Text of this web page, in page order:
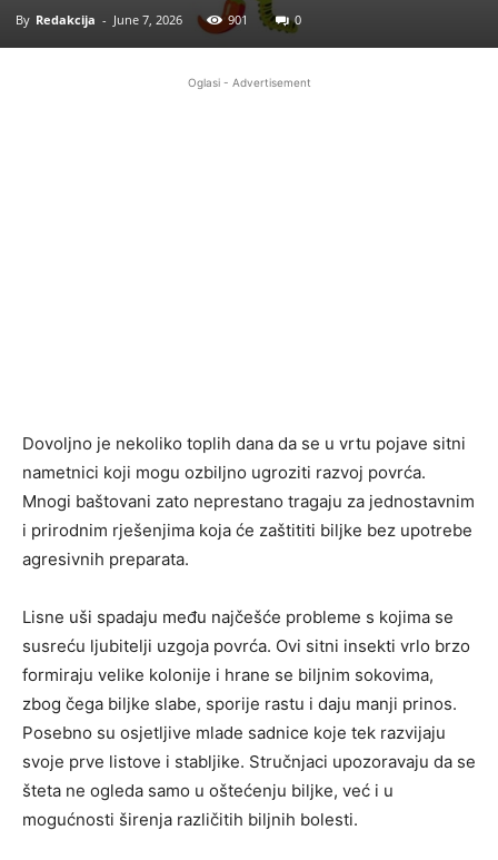
By Redakcija - June 7, 2026 901 0
Oglasi - Advertisement
Dovoljno je nekoliko toplih dana da se u vrtu pojave sitni
nametnici koji mogu ozbiljno ugroziti razvoj povrća.
Mnogi baštovani zato neprestano tragaju za jednostavnim
i prirodnim rješenjima koja će zaštititi biljke bez upotrebe
agresivnih preparata.
Lisne uši spadaju među najčešće probleme s kojima se
susreću ljubitelji uzgoja povrća. Ovi sitni insekti vrlo brzo
formiraju velike kolonije i hrane se biljnim sokovima,
zbog čega biljke slabe, sporije rastu i daju manji prinos.
Posebno su osjetljive mlade sadnice koje tek razvijaju
svoje prve listove i stabljike. Stručnjaci upozoravaju da se
šteta ne ogleda samo u oštećenju biljke, već i u
mogućnosti širenja različitih biljnih bolesti.